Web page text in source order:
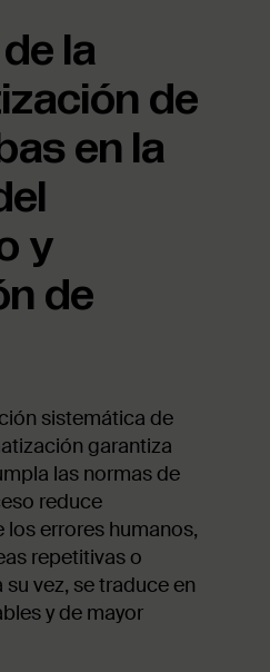
la
de
en la
y
de
sistemática de
garantiza
las normas de
reduce
errores humanos,
repetitivas o
vez, se traduce en
y de mayor